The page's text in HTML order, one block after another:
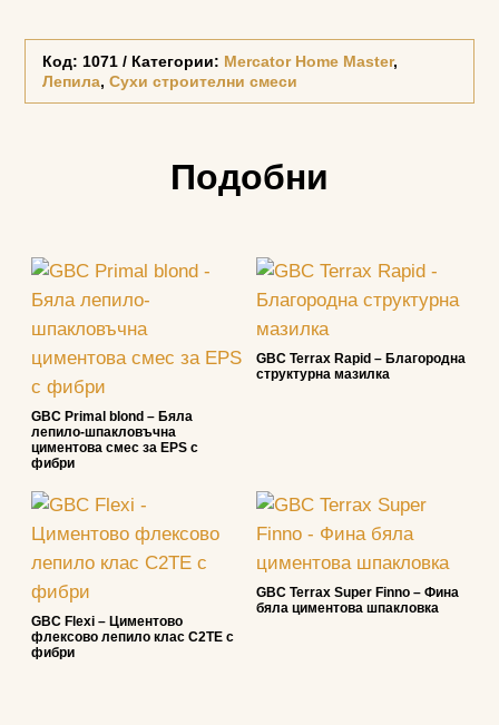
Код: 1071 Категории: Mercator Home Master,
Лепила,Сухи строителни смеси
Подобни
GBC Primal blond – Бяла
лепило-шпакловъчна
циментова смес за EPS с
фибри
GBC Terrax Rapid – Благородна
структурна мазилка
GBC Flexi – Циментово
флексово лепило клас С2TЕ с
фибри
GBC Terrax Super Finno – Фина
бяла циментова шпакловка